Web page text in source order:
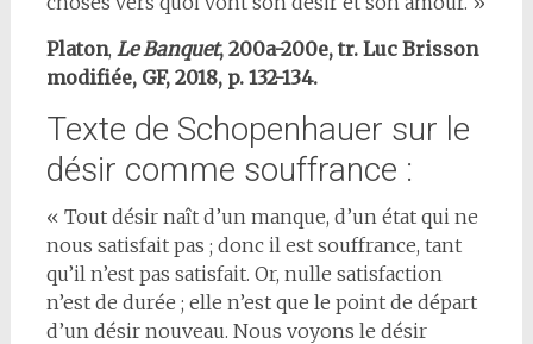
Platon, Le Banquet, 200a-200e, tr. Luc Brisson
modifiée, GF, 2018, p. 132-134.
Texte de Schopenhauer sur le
désir comme souffrance :
« Tout désir naît d’un manque, d’un état qui ne
nous satisfait pas ; donc il est souffrance, tant
qu’il n’est pas satisfait. Or, nulle satisfaction
n’est de durée ; elle n’est que le point de départ
d’un désir nouveau. Nous voyons le désir